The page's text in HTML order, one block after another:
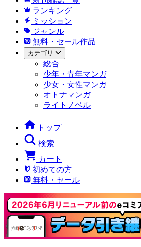
ランキング
ミッション
ジャンル
無料・セール作品
カテゴリ
総合
少年・青年マンガ
少女・女性マンガ
オトナマンガ
ライトノベル
トップ
検索
カート
初めての方
無料・セール